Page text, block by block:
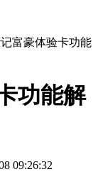
富豪体验卡功能
功能解
09:26:32